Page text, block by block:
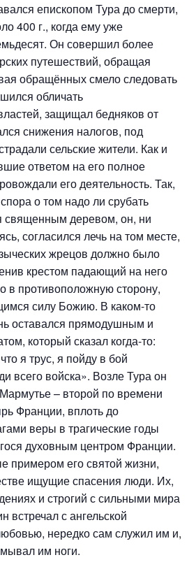
епископом Тура до смерти,
400 г., когда ему уже
Он совершил более
путешествий, обращая
обращённых смело следовать
обличать
защищал бедняков от
снижения налогов, под
сельские жители. Как и
ответом на его полное
его деятельность. Так,
о том надо ли срубать
священным деревом, он, ни
согласился лечь на том месте,
жрецов должно было
крестом падающий на него
в противоположную сторону,
силу Божию. В каком-то
оставался прямодушным и
который сказал когда-то:
я трус, я пойду в бой
всего войска». Возле Тура он
– второй по времени
Франции, вплоть до
веры в трагические годы
духовным центром Франции.
примером его святой жизни,
ищущие спасения люди. Их,
и строгий с сильными мира
встречал с ангельской
нередко сам служил им и,
им ноги.